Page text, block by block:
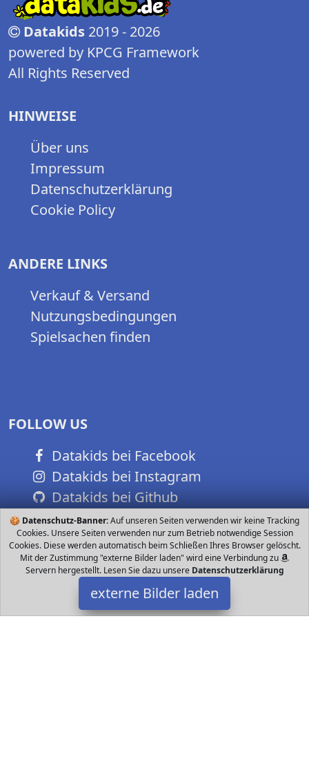
🍪 Datenschutz-Banner:Auf unseren Seiten verwenden wir keine Tracking
Cookies. Unsere Seiten verwenden nur zum Betrieb notwendige Session
Cookies. Diese werden automatisch beim Schließen Ihres Browser gelöscht.
Mit der Zustimmung "externe Bilder laden" wird eine Verbindung zu
Servern hergestellt. Lesen Sie dazu unsere Datenschutzerklärung
externe Bilder laden
Datakids 2019 - 2026
powered by KPCG Framework
All Rights Reserved
HINWEISE
Über uns
Impressum
Datenschutzerklärung
Cookie Policy
ANDERE LINKS
Verkauf & Versand
Nutzungsbedingungen
Spielsachen finden
FOLLOW US
Datakids bei Facebook
Datakids bei Instagram
Datakids bei Github